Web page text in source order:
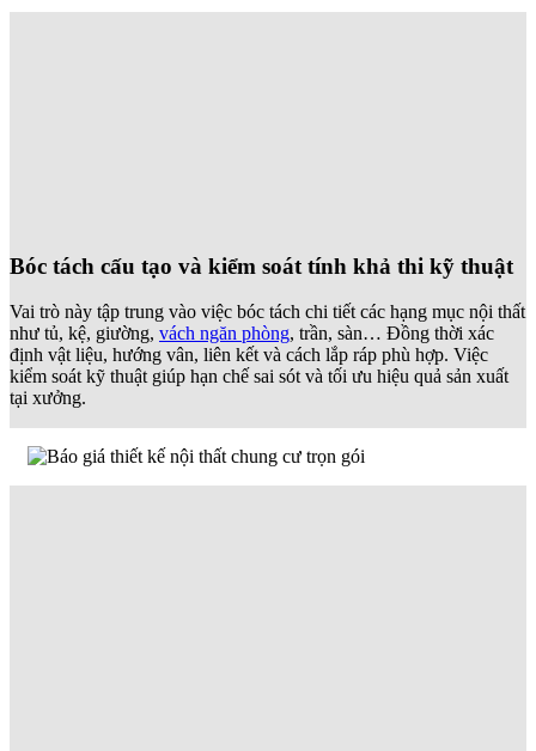
Bóc tách cấu tạo và kiểm soát tính khả thi kỹ thuật
Vai trò này tập trung vào việc bóc tách chi tiết các hạng mục nội thất
như tủ, kệ, giường, vách ngăn phòng, trần, sàn… Đồng thời xác
định vật liệu, hướng vân, liên kết và cách lắp ráp phù hợp. Việc
kiểm soát kỹ thuật giúp hạn chế sai sót và tối ưu hiệu quả sản xuất
tại xưởng.